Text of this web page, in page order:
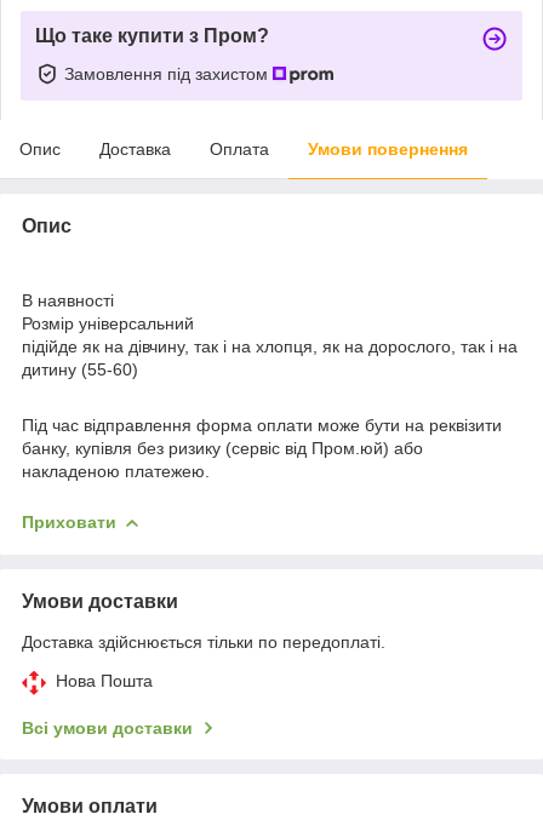
Що таке купити з Пром?
Замовлення під захистом
Опис Доставка Оплата Умови повернення
Опис
В наявності
Розмір універсальний
підійде як на дівчину, так і на хлопця, як на дорослого, так і на
дитину (55-60)
Під час відправлення форма оплати може бути на реквізити
банку, купівля без ризику (сервіс від Пром.юй) або
накладеною платежею.
Приховати
Умови доставки
Доставка здійснюється тільки по передоплаті.
Нова Пошта
Всі умови доставки
Умови оплати